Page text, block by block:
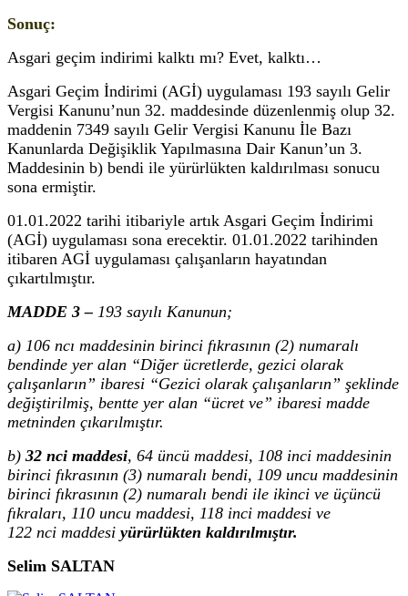
Sonuç:
Asgari geçim indirimi kalktı mı? Evet, kalktı…
Asgari Geçim İndirimi (AGİ) uygulaması 193 sayılı Gelir
Vergisi Kanunu’nun 32. maddesinde düzenlenmiş olup 32.
maddenin 7349 sayılı Gelir Vergisi Kanunu İle Bazı
Kanunlarda Değişiklik Yapılmasına Dair Kanun’un 3.
Maddesinin b) bendi ile yürürlükten kaldırılması sonucu
sona ermiştir.
01.01.2022 tarihi itibariyle artık Asgari Geçim İndirimi
(AGİ) uygulaması sona erecektir. 01.01.2022 tarihinden
itibaren AGİ uygulaması çalışanların hayatından
çıkartılmıştır.
MADDE 3 – 193 sayılı Kanunun;
a) 106 ncı maddesinin birinci fıkrasının (2) numaralı
bendinde yer alan “Diğer ücretlerde, gezici olarak
çalışanların” ibaresi “Gezici olarak çalışanların” şeklinde
değiştirilmiş, bentte yer alan “ücret ve” ibaresi madde
metninden çıkarılmıştır.
b) 32 nci maddesi, 64 üncü maddesi, 108 inci maddesinin
birinci fıkrasının (3) numaralı bendi, 109 uncu maddesinin
birinci fıkrasının (2) numaralı bendi ile ikinci ve üçüncü
fıkraları, 110 uncu maddesi, 118 inci maddesi ve
122 nci maddesi yürürlükten kaldırılmıştır.
Selim SALTAN